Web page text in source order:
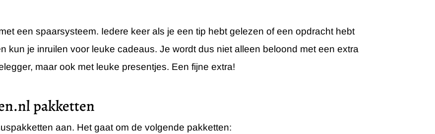
een spaarsysteem. Iedere keer als je een tip hebt gelezen of een opdracht hebt
kun je inruilen voor leuke cadeaus. Je wordt dus niet alleen beloond met een extra
maar ook met leuke presentjes. Een fijne extra!
pakketten
aan. Het gaat om de volgende pakketten: